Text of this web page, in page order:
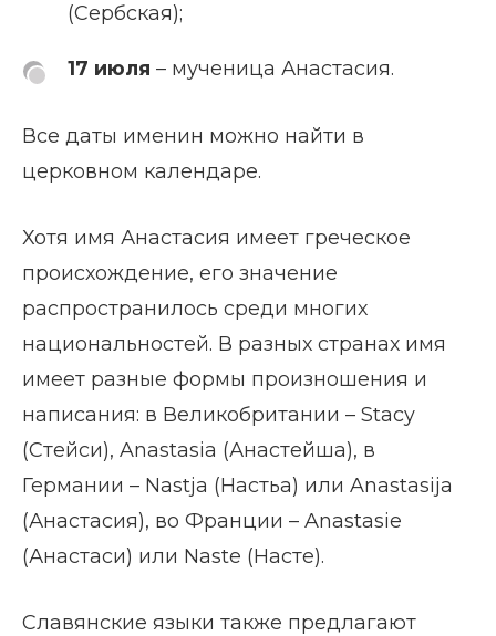
(Сербская);
17 июля – мученица Анастасия.
Все даты именин можно найти в
церковном календаре.
Хотя имя Анастасия имеет греческое
происхождение, его значение
распространилось среди многих
национальностей. В разных странах имя
имеет разные формы произношения и
написания: в Великобритании – Stacy
(Стейси), Anastasia (Анастейша), в
Германии – Nastja (Настьа) или Anastasija
(Анастасия), во Франции – Anastasie
(Анастаси) или Naste (Насте).
Славянские языки также предлагают